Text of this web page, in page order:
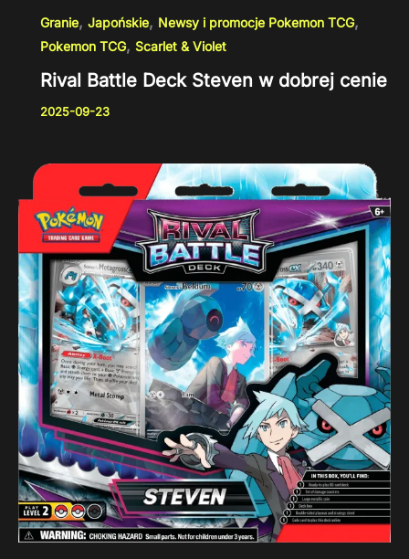
Granie, Japońskie, Newsy i promocje Pokemon TCG,
Pokemon TCG, Scarlet & Violet
Rival Battle Deck Steven w dobrej cenie
2025-09-23